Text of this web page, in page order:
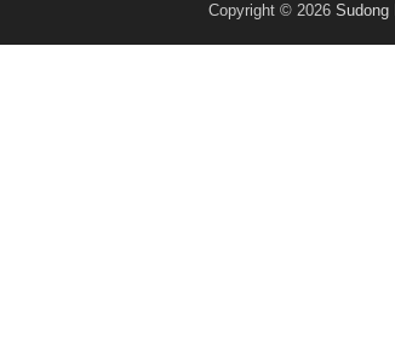
Copyright © 2026 Sudong